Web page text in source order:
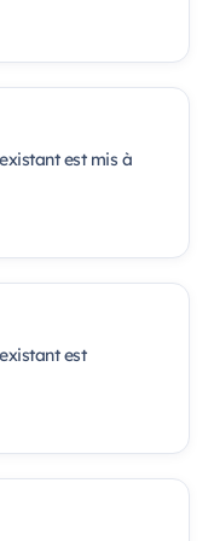
est mis à
est